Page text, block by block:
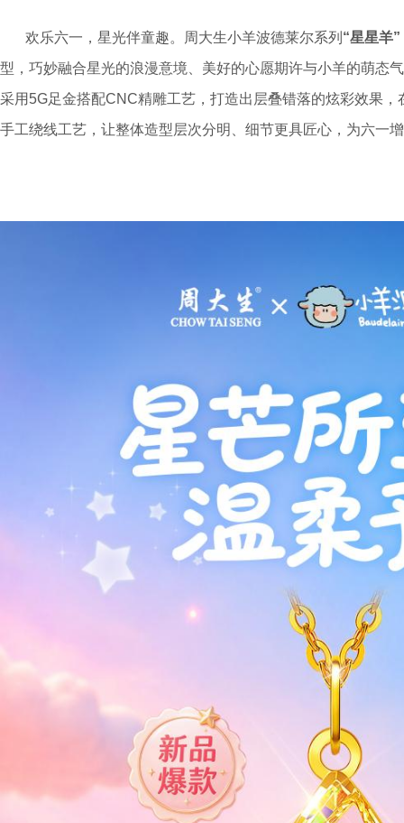
欢乐六一，星光伴童趣。周大生小羊波德莱尔系列 “星星羊”
型，巧妙融合星光的浪漫意境、美好的心愿期许与小羊的萌态
采用5G足金搭配CNC精雕工艺，打造出层叠错落的炫彩效果，
手工绕线工艺，让整体造型层次分明、细节更具匠心，为六一